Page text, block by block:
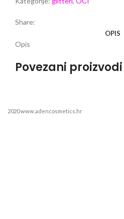
Share:
OPIS
Opis
Povezani proizvodi
2020 www.adencosmetics.hr